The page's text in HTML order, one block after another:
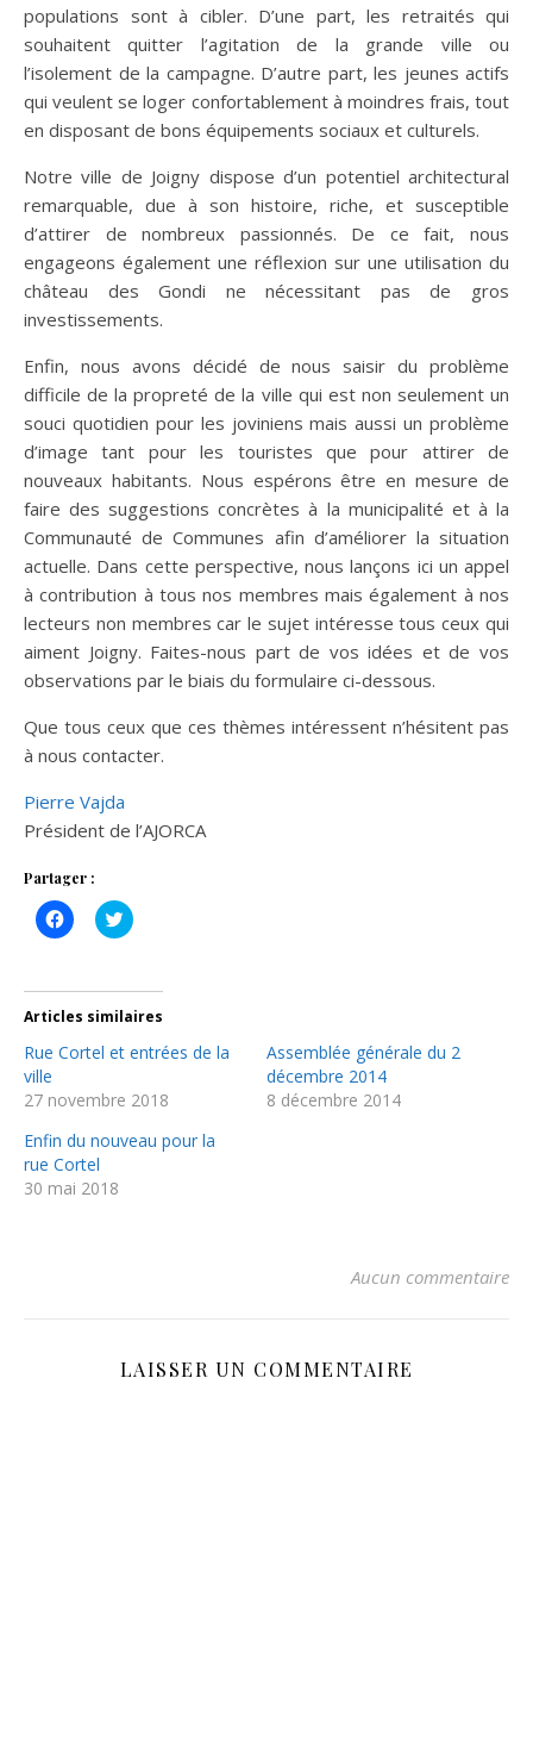
populations sont à cibler. D’une part, les retraités qui
souhaitent quitter l’agitation de la grande ville ou
l’isolement de la campagne. D’autre part, les jeunes actifs
qui veulent se loger confortablement à moindres frais, tout
en disposant de bons équipements sociaux et culturels.
Notre ville de Joigny dispose d’un potentiel architectural
remarquable, due à son histoire, riche, et susceptible
d’attirer de nombreux passionnés. De ce fait, nous
engageons également une réflexion sur une utilisation du
château des Gondi ne nécessitant pas de gros
investissements.
Enfin, nous avons décidé de nous saisir du problème
difficile de la propreté de la ville qui est non seulement un
souci quotidien pour les joviniens mais aussi un problème
d’image tant pour les touristes que pour attirer de
nouveaux habitants. Nous espérons être en mesure de
faire des suggestions concrètes à la municipalité et à la
Communauté de Communes afin d’améliorer la situation
actuelle. Dans cette perspective, nous lançons ici un appel
à contribution à tous nos membres mais également à nos
lecteurs non membres car le sujet intéresse tous ceux qui
aiment Joigny. Faites-nous part de vos idées et de vos
observations par le biais du formulaire ci-dessous.
Que tous ceux que ces thèmes intéressent n’hésitent pas
à nous contacter.
Pierre Vajda
Président de l’AJORCA
Partager :
Cliquez
pour
dans
une
nouvelle
Cliquez
pour
dans
une
nouvelle
Articles similaires
Rue Cortel et entrées de la
ville
27 novembre 2018
Assemblée générale du 2
décembre 2014
8 décembre 2014
Enfin du nouveau pour la
rue Cortel
30 mai 2018
Aucun commentaire
LAISSER UN COMMENTAIRE